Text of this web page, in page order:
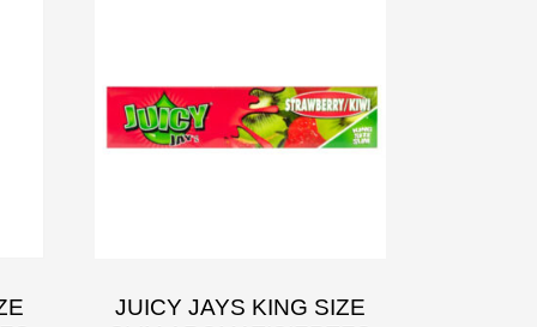
JUICY JAYS KING SIZE